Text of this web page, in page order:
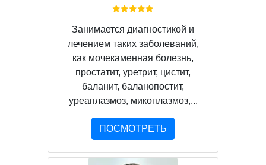
Занимается диагностикой и
лечением таких заболеваний,
как мочекаменная болезнь,
простатит, уретрит, цистит,
баланит, баланопостит,
уреаплазмоз, микоплазмоз,...
ПОСМОТРЕТЬ